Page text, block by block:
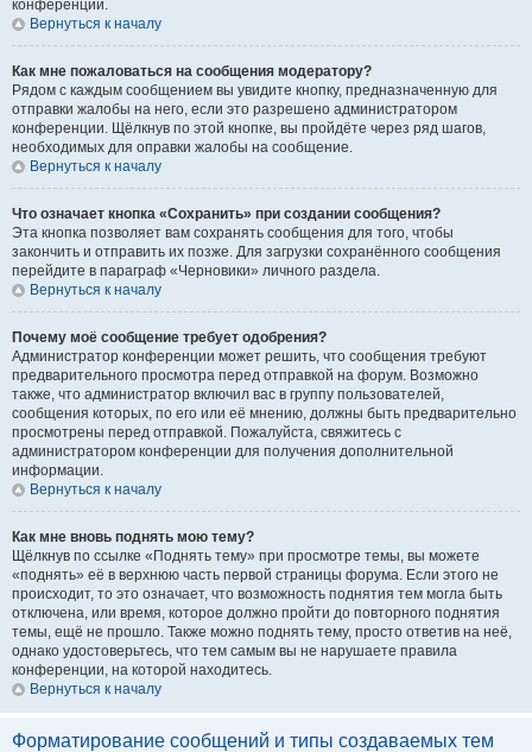
конференции.
Вернуться к началу
Как мне пожаловаться на сообщения модератору?
Рядом с каждым сообщением вы увидите кнопку, предназначенную для
отправки жалобы на него, если это разрешено администратором
конференции. Щёлкнув по этой кнопке, вы пройдёте через ряд шагов,
необходимых для оправки жалобы на сообщение.
Вернуться к началу
Что означает кнопка «Сохранить» при создании сообщения?
Эта кнопка позволяет вам сохранять сообщения для того, чтобы
закончить и отправить их позже. Для загрузки сохранённого сообщения
перейдите в параграф «Черновики» личного раздела.
Вернуться к началу
Почему моё сообщение требует одобрения?
Администратор конференции может решить, что сообщения требуют
предварительного просмотра перед отправкой на форум. Возможно
также, что администратор включил вас в группу пользователей,
сообщения которых, по его или её мнению, должны быть предварительно
просмотрены перед отправкой. Пожалуйста, свяжитесь с
администратором конференции для получения дополнительной
информации.
Вернуться к началу
Как мне вновь поднять мою тему?
Щёлкнув по ссылке «Поднять тему» при просмотре темы, вы можете
«поднять» её в верхнюю часть первой страницы форума. Если этого не
происходит, то это означает, что возможность поднятия тем могла быть
отключена, или время, которое должно пройти до повторного поднятия
темы, ещё не прошло. Также можно поднять тему, просто ответив на неё,
однако удостоверьтесь, что тем самым вы не нарушаете правила
конференции, на которой находитесь.
Вернуться к началу
Форматирование сообщений и типы создаваемых тем